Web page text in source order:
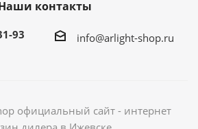
контакты
93 info@arlight-shop.ru
официальный сайт - интернет